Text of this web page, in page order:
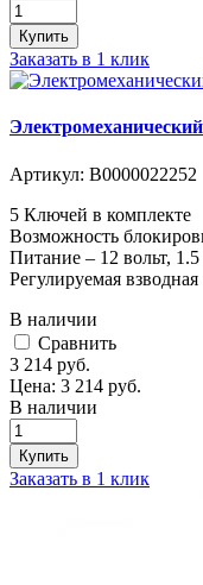
Купить
Заказать в 1 клик
Артикул: В0000022252
5 Ключей в комплекте
Возможность
Питание – 12 вольт, 1.5
Регулируемая
В наличии
Cравнить
3 214 руб.
Цена: 3 214 руб.
В наличии
Купить
Заказать в 1 клик